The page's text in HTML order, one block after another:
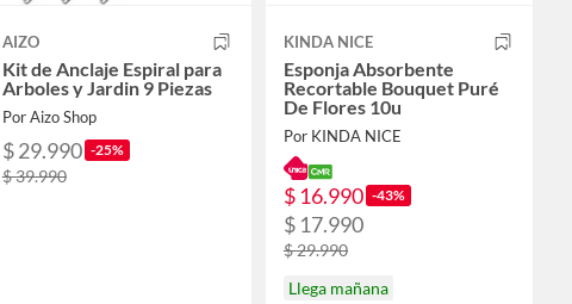
AIZO
Kit de Anclaje Espiral para
Arboles y Jardin 9 Piezas
Por Aizo Shop
$ 29.990 -25%
$ 39.990
KINDA NICE
Esponja Absorbente
Recortable Bouquet Puré
De Flores 10u
Por KINDA NICE
$ 16.990 -43%
$ 17.990
$ 29.990
Llega mañana